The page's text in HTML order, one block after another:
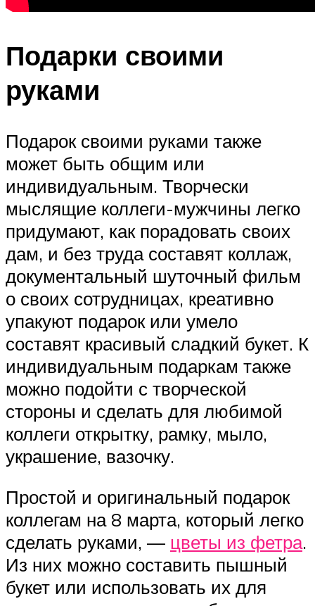
Подарки своими
руками
Подарок своими руками также
может быть общим или
индивидуальным. Творчески
мыслящие коллеги-мужчины легко
придумают, как порадовать своих
дам, и без труда составят коллаж,
документальный шуточный фильм
о своих сотрудницах, креативно
упакуют подарок или умело
составят красивый сладкий букет. К
индивидуальным подаркам также
можно подойти с творческой
стороны и сделать для любимой
коллеги открытку, рамку, мыло,
украшение, вазочку.
Простой и оригинальный подарок
коллегам на 8 марта, который легко
сделать руками, — цветы из фетра.
Из них можно составить пышный
букет или использовать их для